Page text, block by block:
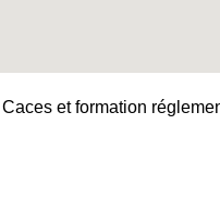
et formation